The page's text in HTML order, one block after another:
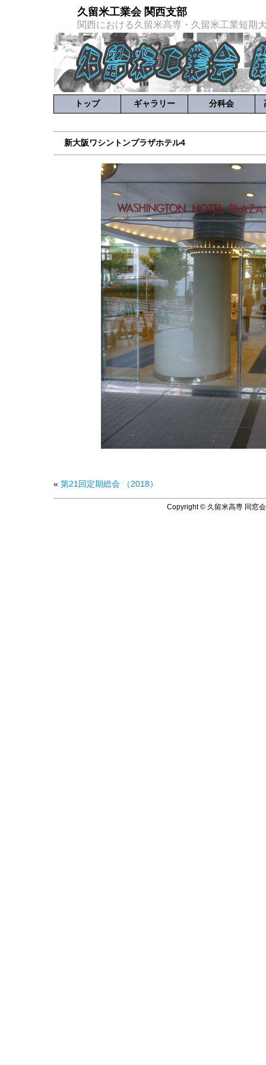
久留米工業会 関西支部
関西における久留米高専・久留米工業短期
トップ ギャラリー 分科会
新大阪ワシントンプラザホテル4
« 第21回定期総会 （2018）
Copyright © 久留米高専 同窓